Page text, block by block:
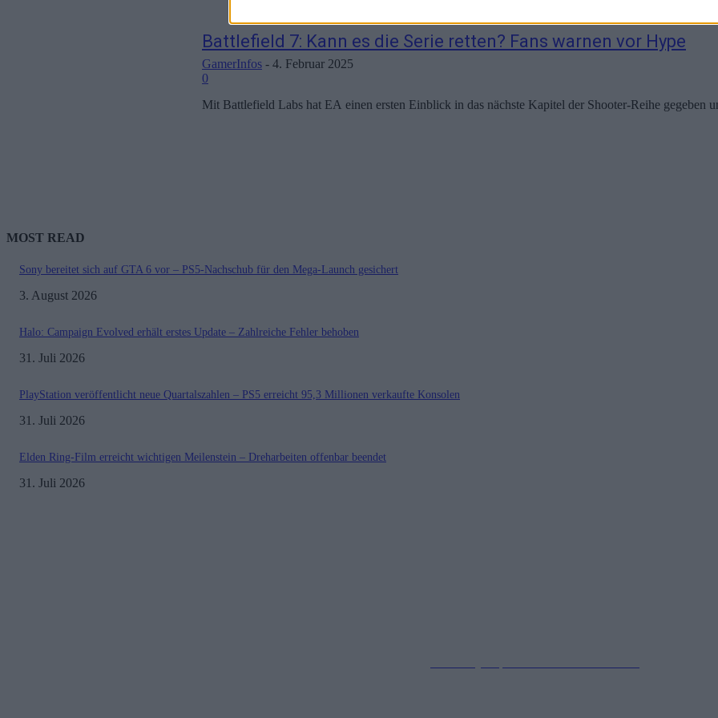
Battlefield 7: Kann es die Serie retten? Fans warnen vor Hype
GamerInfos - 4. Februar 2025
0
Mit Battlefield Labs hat EA einen ersten Einblick in das nächste Kapitel der Shooter-Reihe gegeben
MOST READ
Sony bereitet sich auf GTA 6 vor – PS5-Nachschub für den Mega-Launch gesichert
3. August 2026
Halo: Campaign Evolved erhält erstes Update – Zahlreiche Fehler behoben
31. Juli 2026
PlayStation veröffentlicht neue Quartalszahlen – PS5 erreicht 95,3 Millionen verkaufte Konsolen
31. Juli 2026
Elden Ring-Film erreicht wichtigen Meilenstein – Dreharbeiten offenbar beendet
31. Juli 2026